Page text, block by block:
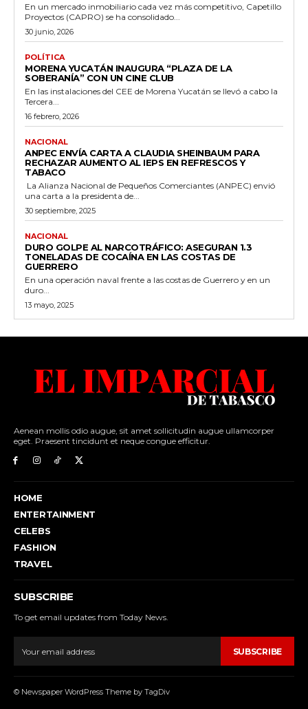
En un mercado inmobiliario cada vez más competitivo, Capetillo
Proyectos (CAPRO) se ha consolidado...
30 junio, 2026
POLÍTICA
MORENA YUCATÁN INAUGURA “PLAZA DE LA
SOBERANÍA” CON UN CINE CLUB
En las instalaciones del CEE de Morena Yucatán se llevó a cabo la
Tercera...
16 febrero, 2026
NACIONAL
ANPEC ENVÍA CARTA A CLAUDIA SHEINBAUM PARA
RECHAZAR AUMENTO AL IEPS EN REFRESCOS Y
TABACO
La Alianza Nacional de Pequeños Comerciantes (ANPEC) envió
una carta a la presidenta de...
30 septiembre, 2025
NACIONAL
DURO GOLPE AL NARCOTRÁFICO: ASEGURAN 1.3
TONELADAS DE COCAÍNA EN LAS COSTAS DE
GUERRERO
En una operación naval frente a las costas de Guerrero y en un
duro...
13 mayo, 2025
Aenean mollis odio augue, sit amet sollicitudin augue ullamcorper
eget. Praesent tincidunt et neque congue efficitur.
HOME
ENTERTAINMENT
CELEBS
FASHION
TRAVEL
SUBSCRIBE
To get email updates from Today News.
SUBSCRIBE
© Newspaper WordPress Theme by TagDiv